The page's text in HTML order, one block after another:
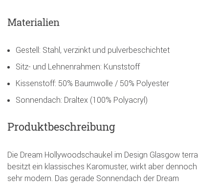
Materialien
Gestell: Stahl, verzinkt und pulverbeschichtet
Sitz- und Lehnenrahmen: Kunststoff
Kissenstoff: 50% Baumwolle / 50% Polyester
Sonnendach: Draltex (100% Polyacryl)
Produktbeschreibung
Die Dream Hollywoodschaukel im Design Glasgow terra
besitzt ein klassisches Karomuster, wirkt aber dennoch
sehr modern. Das gerade Sonnendach der Dream